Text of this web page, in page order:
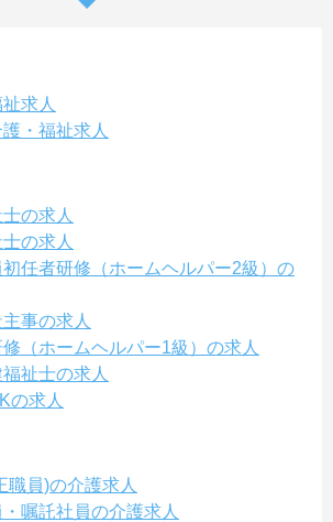
求人
・福祉求人
の求人
の求人
任者研修（ホームヘルパー2級）の
事の求人
（ホームヘルパー1級）の求人
祉士の求人
の求人
職員)の介護求人
嘱託社員の介護求人